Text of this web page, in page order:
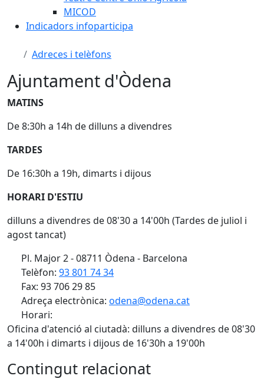
MICOD
Indicadors infoparticipa
Adreces i telèfons
Ajuntament d'Òdena
MATINS
De 8:30h a 14h de dilluns a divendres
TARDES
De 16:30h a 19h, dimarts i dijous
HORARI D'ESTIU
dilluns a divendres de 08'30 a 14'00h (Tardes de juliol i
agost tancat)
Pl. Major 2 - 08711 Òdena - Barcelona
Telèfon: 93 801 74 34
Fax: 93 706 29 85
Adreça electrònica: odena@odena.cat
Horari:
Oficina d'atenció al ciutadà: dilluns a divendres de 08'30
a 14'00h i dimarts i dijous de 16'30h a 19'00h
Contingut relacionat